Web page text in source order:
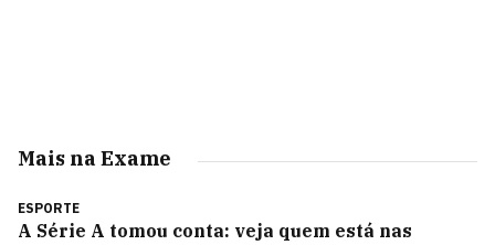
Mais na Exame
ESPORTE
A Série A tomou conta: veja quem está nas